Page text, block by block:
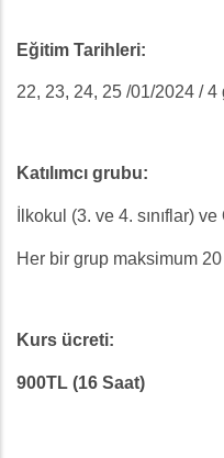
Eğitim Tarihleri:
22, 23, 24, 25 /01/2024 /
Katılımcı grubu:
İlkokul (3. ve 4. sınıflar)
Her bir grup maksimum
Kurs ücreti:
900TL (16 Saat)